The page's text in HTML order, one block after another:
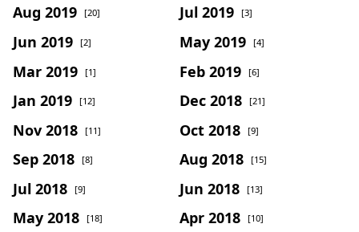
Aug 2019 [20] Jul 2019 [3]
Jun 2019 [2] May 2019 [4]
Mar 2019 [1] Feb 2019 [6]
Jan 2019 [12] Dec 2018 [21]
Nov 2018 [11] Oct 2018 [9]
Sep 2018 [8] Aug 2018 [15]
Jul 2018 [9] Jun 2018 [13]
May 2018 [18] Apr 2018 [10]